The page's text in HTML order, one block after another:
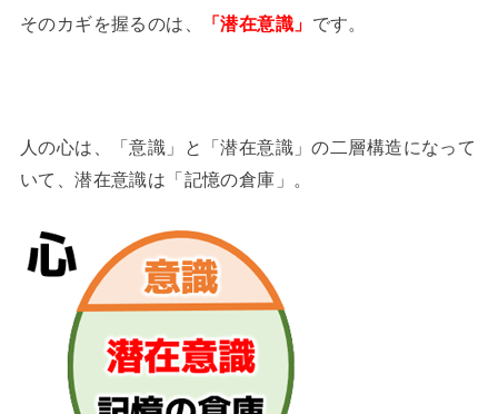
そのカギを握るのは、 「潜在意識」 です。
人の心は、「意識」と「潜在意識」の二層構造になって
いて、潜在意識は「記憶の倉庫」。